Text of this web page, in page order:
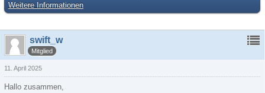
Weitere Informationen
swift_w
Mitglied
11. April 2025
Hallo zusammen,